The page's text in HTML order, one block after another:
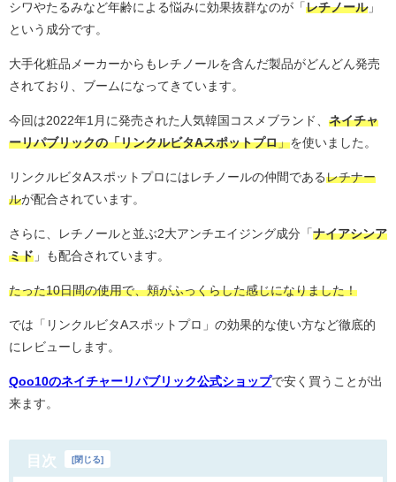
シワやたるみなど年齢による悩みに効果抜群なのが「 レチノール」
という成分です。
大手化粧品メーカーからもレチノールを含んだ製品がどんどん発売
されており、ブームになってきています。
今回は2022年1月に発売された人気韓国コスメブランド、 ネイチャ
ーリパブリックの「リンクルビタAスポットプロ」を使いました。
リンクルビタAスポットプロにはレチノールの仲間であるレチナー
ルが配合されています。
さらに、レチノールと並ぶ2大アンチエイジング成分「 ナイアシンア
ミド 」も配合されています。
たった10日間の使用で、頬がふっくらした感じになりました！
では「リンクルビタAスポットプロ」の効果的な使い方など徹底的
にレビューします。
Qoo10のネイチャーリパブリック公式ショップで安く買うことが出
来ます。
目次 [閉じる]